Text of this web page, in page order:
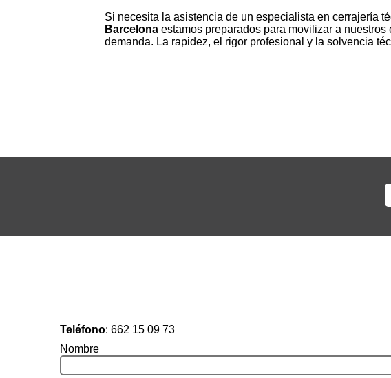
Si necesita la asistencia de un especialista en cerrajería
Barcelona estamos preparados para movilizar a
demanda. La rapidez, el rigor profesional y la solvencia
Teléfono: 662 15 09 73
Nombre